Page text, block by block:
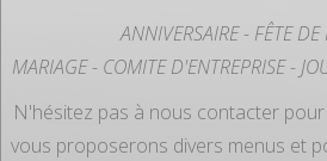
ANNIVERSAIRE - FÊTE
MARIAGE - COMITE D'ENTREPRISE -
N'hésitez pas à nous contacter
vous proposerons divers menus et